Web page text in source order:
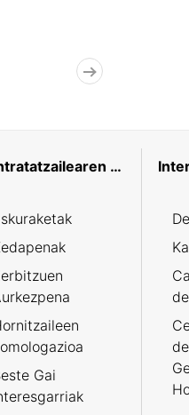
Kontratatzailearen profila
Gai